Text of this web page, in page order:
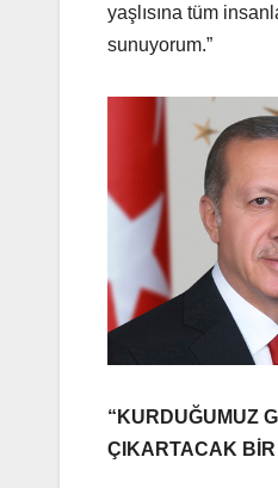
yaşlısına tüm
sunuyorum.”
“KURDUĞUMUZ
ÇIKARTACAK